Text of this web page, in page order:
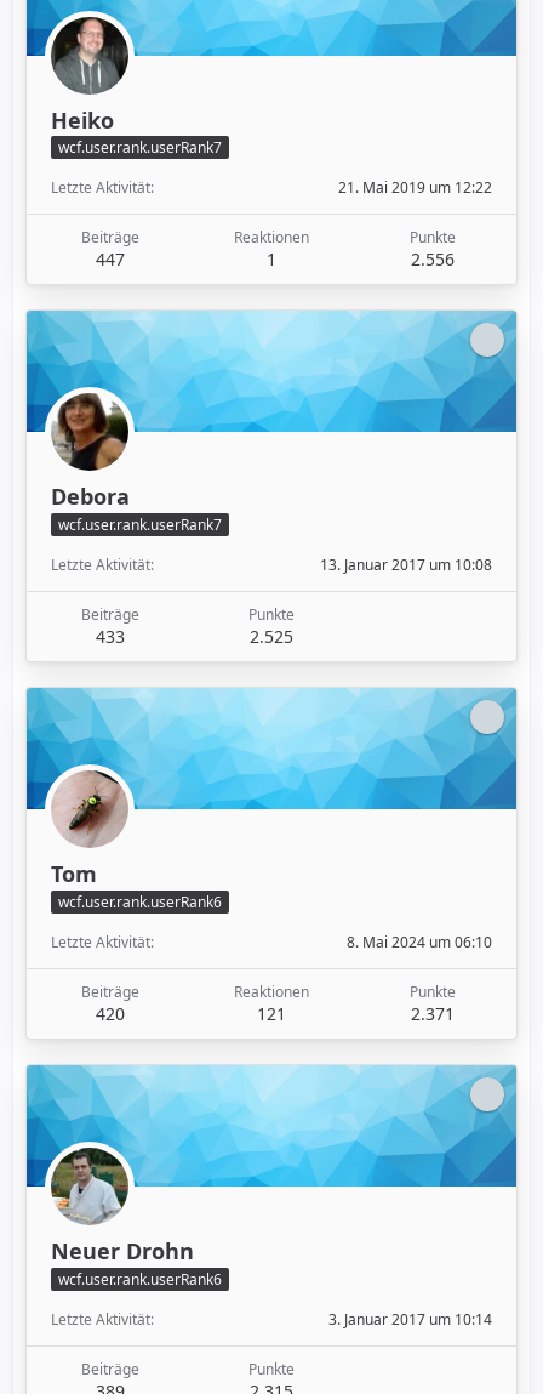
Heiko
wcf.user.rank.userRank7
Letzte Aktivität
21. Mai 2019 um 12:22
Beiträge
447
Reaktionen
1
Punkte
2.556
Debora
wcf.user.rank.userRank7
Letzte Aktivität
13. Januar 2017 um 10:08
Beiträge
433
Punkte
2.525
Tom
wcf.user.rank.userRank6
Letzte Aktivität
8. Mai 2024 um 06:10
Beiträge
420
Reaktionen
121
Punkte
2.371
Neuer Drohn
wcf.user.rank.userRank6
Letzte Aktivität
3. Januar 2017 um 10:14
Beiträge Punkte